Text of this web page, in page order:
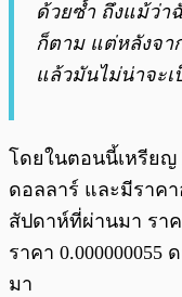
ด้วยซ้ำ ถึงแม้ว่า
ก็ตาม แต่หลังจา
แล้วมันไม่น่าจะเ
โดยในตอนนี้เหรียญ
ดอลลาร์ และมีราคา
สัปดาห์ที่ผ่านมา รา
ราคา 0.000000055
มา